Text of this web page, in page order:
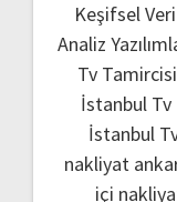
Keşifsel
Analiz
Tv Tamircisi
İstanbul Tv
İstanbul
nakliyat
içi